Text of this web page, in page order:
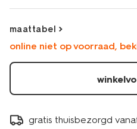
shirt-
print-
30718505DARKGREY.html
maattabel
online niet op voorraad,
gratis thuisbezorgd